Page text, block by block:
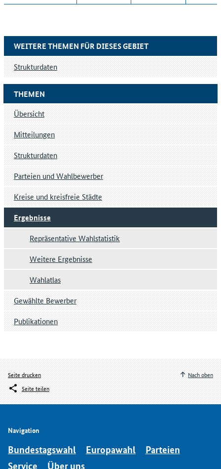
THEMEN
Übersicht
Mitteilungen
Strukturdaten
Parteien und Wahlbewerber
Kreise und kreisfreie Städte
Ergebnisse
Repräsentative Wahlstatistik
Weitere Ergebnisse
Wahlatlas
Gewählte Bewerber
Publikationen
WEITERE THEMEN FÜR DIESES GEBIET
Strukturdaten
Seite drucken
Seite teilen
Nach oben
Navigation
Bundestagswahl Europawahl
Parteien
Service
Über uns